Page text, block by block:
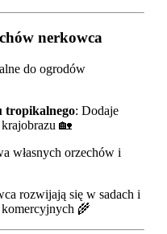
nerkowca
do ogrodów
tropikalnego: Dodaje
🏡
własnych orzechów i
rozwijają się w sadach i
🌾